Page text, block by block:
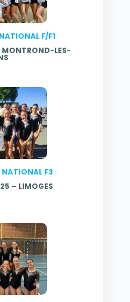
F/F1
MONTROND-LES-
F3
– LIMOGES